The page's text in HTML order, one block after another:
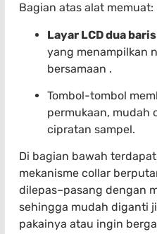
Bagian atas alat memuat:
Layar LCD dua
yang menampilkan
bersamaan .
Tombol-tombol
permukaan, mudah
cipratan sampel.
Di bagian bawah
mekanisme collar
dilepas–pasang dengan
sehingga mudah diganti
pakainya atau ingin